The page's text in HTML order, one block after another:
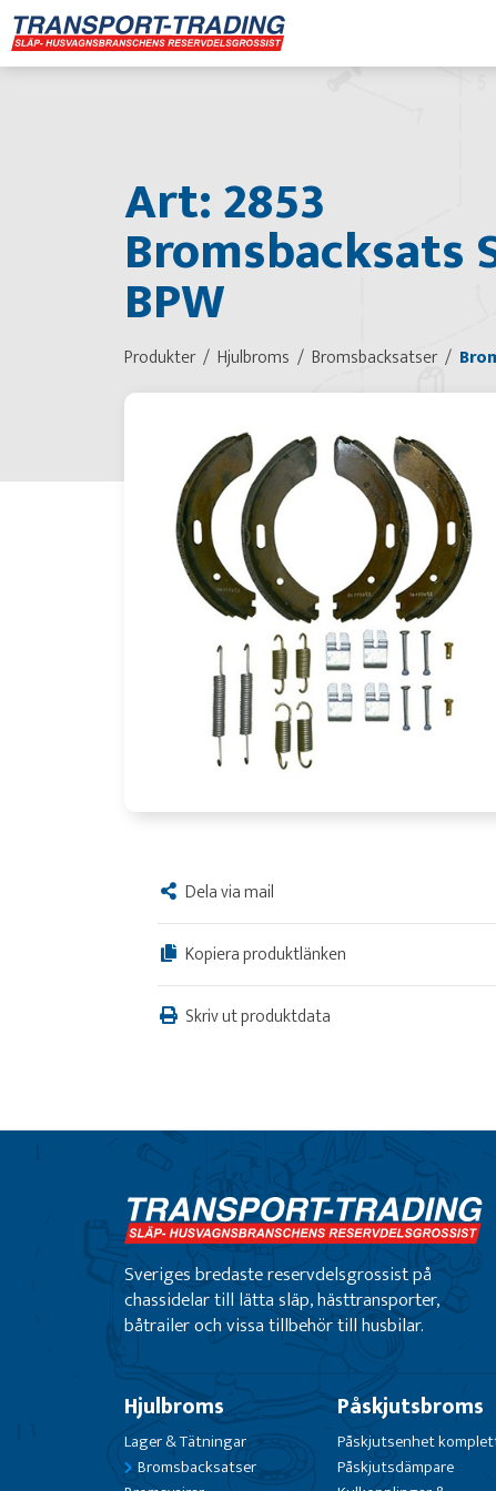
Art: 2853
Bromsbacksats
BPW
Produkter Hjulbroms Bromsbacksatser
Dela via mail
Kopiera produktlänken
Skriv ut produktdata
Sveriges bredaste reservdelsgrossist på
chassidelar till lätta släp, hästtransporter,
båtrailer och vissa tillbehör till husbilar.
Hjulbroms
Lager & Tätningar
Bromsbacksatser
Påskjutsbroms
Påskjutsenhet
Påskjutsdämpare